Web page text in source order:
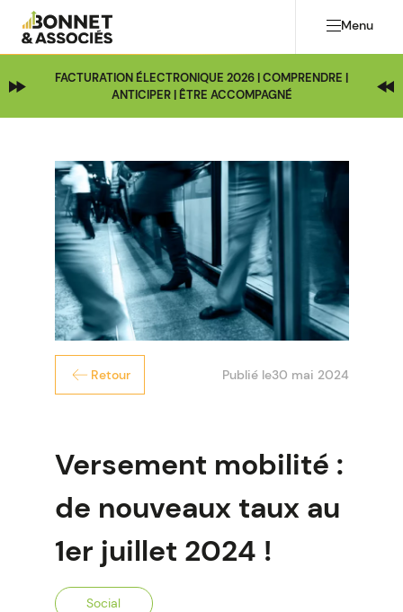
Menu
FACTURATION ÉLECTRONIQUE 2026 | COMPRENDRE |
ANTICIPER | ÊTRE ACCOMPAGNÉ
Retour Publié le30 mai 2024
Versement mobilité :
de nouveaux taux au
1er juillet 2024 !
Social